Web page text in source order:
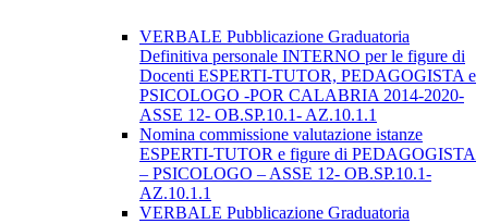
VERBALE Pubblicazione Graduatoria
Definitiva personale INTERNO per le figure di
Docenti ESPERTI-TUTOR, PEDAGOGISTA e
PSICOLOGO -POR CALABRIA 2014-2020-
ASSE 12- OB.SP.10.1- AZ.10.1.1
Nomina commissione valutazione istanze
ESPERTI-TUTOR e figure di PEDAGOGISTA
– PSICOLOGO – ASSE 12- OB.SP.10.1-
AZ.10.1.1
VERBALE Pubblicazione Graduatoria